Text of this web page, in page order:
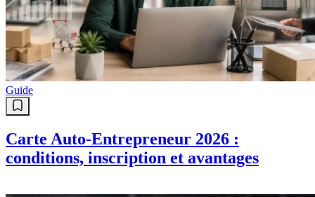
Guide
Carte Auto-Entrepreneur 2026 :
conditions, inscription et avantages